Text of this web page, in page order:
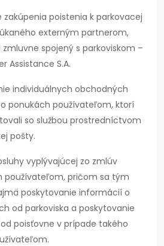
zakúpenia poistenia k parkovacej
externým partnerom,
spojený s parkoviskom –
Assistance S.A.
individuálnych obchodných
ponukách používateľom, ktorí
so službou prostredníctvom
pošty.
vyplývajúcej zo zmlúv
používateľom, pričom sa tým
poskytovanie informácií o
od parkoviska a poskytovanie
poisťovne v prípade takého